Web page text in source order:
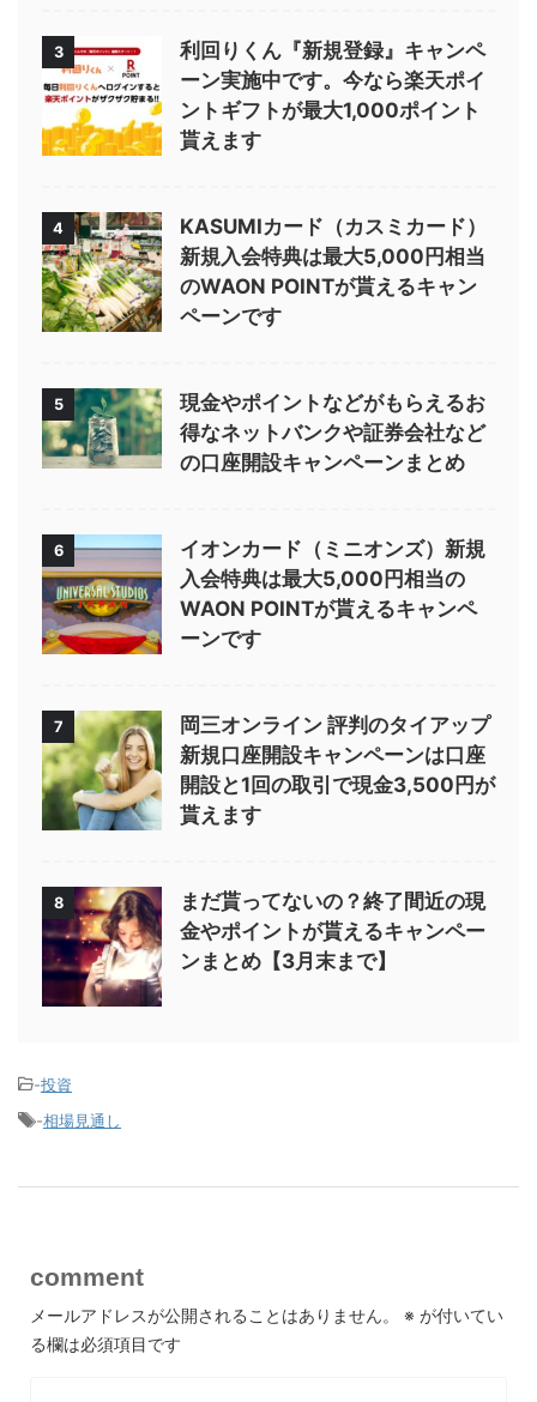
3
利回りくん『新規登録』キャンペ
ーン実施中です。今なら楽天ポイ
ントギフトが最大1,000ポイント
貰えます
4
KASUMIカード（カスミカード）
新規入会特典は最大5,000円相当
のWAON POINTが貰えるキャン
ペーンです
5
現金やポイントなどがもらえるお
得なネットバンクや証券会社など
の口座開設キャンペーンまとめ
6
イオンカード（ミニオンズ）新規
入会特典は最大5,000円相当の
WAON POINTが貰えるキャンペ
ーンです
7
岡三オンライン 評判のタイアップ
新規口座開設キャンペーンは口座
開設と1回の取引で現金3,500円が
貰えます
8
まだ貰ってないの？終了間近の現
金やポイントが貰えるキャンペー
ンまとめ【3月末まで】
-投資
-相場見通し
comment
メールアドレスが公開されることはありません。 ※ が付いてい
る欄は必須項目です